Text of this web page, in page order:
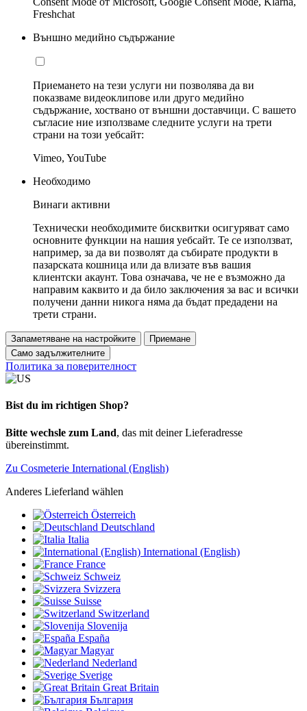
Freshchat
Външно медийно съдържание
Приемането на тези услуги ни позволява да ви
показваме видеоклипове или друго медийно
съдържание, хоствано от външни доставчици. С вашето
съгласие ние използваме следните услуги на трети
страни на този уебсайт:
Vimeo, YouTube
Необходимо
Винаги активни
Технически необходимите бисквитки осигуряват само
основните функции на нашия уебсайт. Те се използват,
например, за да ви позволят да събирате продукти в
пазарската кошница или да влизате във вашия
клиентски акаунт. Това означава, че не е възможно да
направим каквито и да било заключения за вас и всички
получени данни никога няма да бъдат предадени на
трети страни.
Запаметяване на настройките
Приемане
Само задължителните
Политика за поверителност
Bist du im richtigen Shop?
Bitte wechsle zum Land, das mit deiner Lieferadresse
übereinstimmt.
Zu Cosmeterie International (English)
Anderes Lieferland wählen
Österreich
Deutschland
Italia
International (English)
France
Schweiz
Svizzera
Suisse
Switzerland
Slovenija
España
Magyar
Nederland
Sverige
Great Britain
България